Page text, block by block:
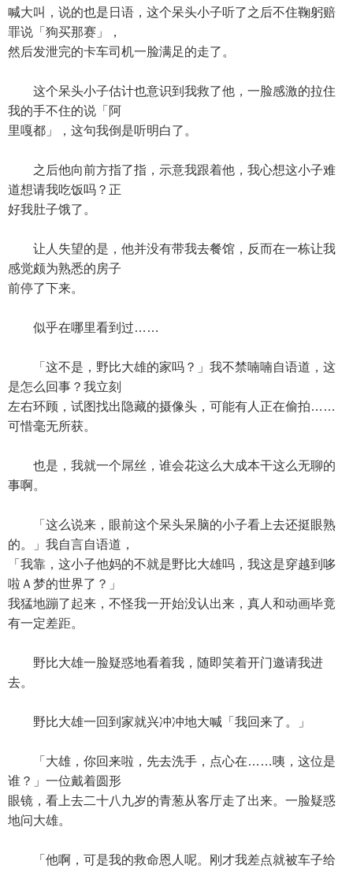
喊大叫，说的也是日语，这个呆头小子听了之后不住鞠躬赔
罪说「狗买那赛」，
然后发泄完的卡车司机一脸满足的走了。
这个呆头小子估计也意识到我救了他，一脸感激的拉住
我的手不住的说「阿
里嘎都」，这句我倒是听明白了。
之后他向前方指了指，示意我跟着他，我心想这小子难
道想请我吃饭吗？正
好我肚子饿了。
让人失望的是，他并没有带我去餐馆，反而在一栋让我
感觉颇为熟悉的房子
前停了下来。
似乎在哪里看到过……
「这不是，野比大雄的家吗？」我不禁喃喃自语道，这
是怎么回事？我立刻
左右环顾，试图找出隐藏的摄像头，可能有人正在偷拍……
可惜毫无所获。
也是，我就一个屌丝，谁会花这么大成本干这么无聊的
事啊。
「这么说来，眼前这个呆头呆脑的小子看上去还挺眼熟
的。」我自言自语道，
「我靠，这小子他妈的不就是野比大雄吗，我这是穿越到哆
啦Ａ梦的世界了？」
我猛地蹦了起来，不怪我一开始没认出来，真人和动画毕竟
有一定差距。
野比大雄一脸疑惑地看着我，随即笑着开门邀请我进
去。
野比大雄一回到家就兴冲冲地大喊「我回来了。」
「大雄，你回来啦，先去洗手，点心在……咦，这位是
谁？」一位戴着圆形
眼镜，看上去二十八九岁的青葱从客厅走了出来。一脸疑惑
地问大雄。
「他啊，可是我的救命恩人呢。刚才我差点就被车子给